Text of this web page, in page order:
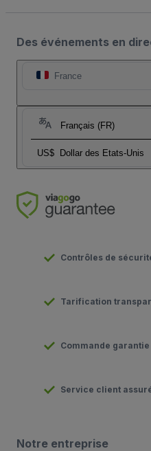
Des événements en
France
Français (FR)
US$ Dollar des Etats-Unis
Contrôles de
Tarification
Commande garantie
Service client
Notre entreprise